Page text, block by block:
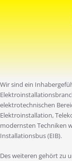
Elektro
Wir sind ein
elektrotechnischen
Elektroinstallation,
modernsten Techniken
Installationsbus (EIB).
Des weiteren gehört zu